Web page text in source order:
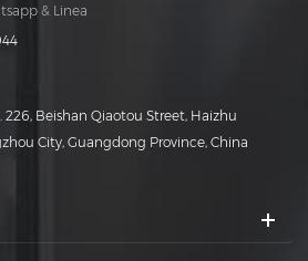
& Linea
226, Beishan Qiaotou Street, Haizhu
City, Guangdong Province, China